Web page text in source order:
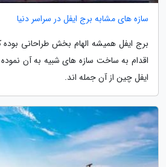
سازه های مشابه برج ایفل در سراسر دنیا
برج ایفل همیشه الهام بخش طراحانی بوده
اقدام به ساخت سازه های شبیه به آن نموده
ایفل چین از آن جمله اند.